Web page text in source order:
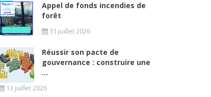
Appel de fonds incendies de
forêt
31 juillet 2026
Réussir son pacte de
gouvernance : construire une
...
13 juillet 2026